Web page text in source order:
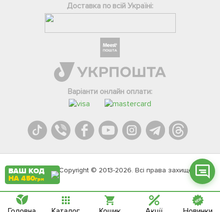
Доставка по всій Україні:
Варіанти онлайн оплати:
Agromarket.Copyright © 2013-2026. Всі права захищені
Телеграм
Вайбер
Онлайн чат
ВАШ КОД
НА 450грн